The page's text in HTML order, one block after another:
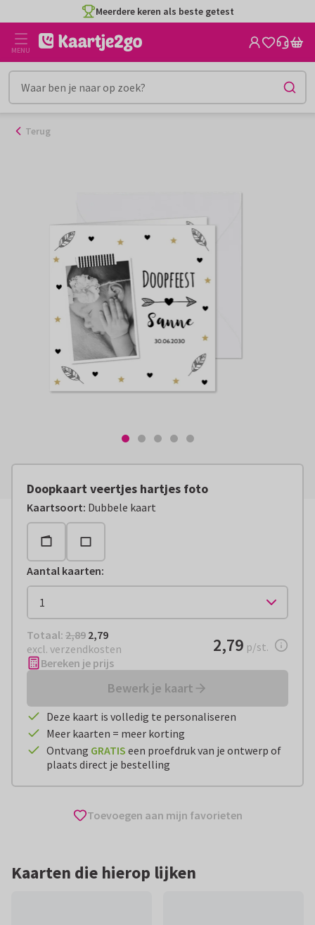
naar
inhoud
Meerdere keren als beste getest
MENU
Terug
Doopkaart veertjes hartjes foto
Kaartsoort: Dubbele kaart
Aantal kaarten:
Totaal: € 2,79
Totaal: 2,89 2,79
excl. verzendkosten
€ 2,79per stuk
2,79 p/st.
Bereken je prijs
Bewerk je kaart
Deze kaart is volledig te personaliseren
Meer kaarten = meer korting
Ontvang GRATIS een proefdruk van je ontwerp of
plaats direct je bestelling
Toevoegen aan mijn favorieten
Kaarten die hierop lijken